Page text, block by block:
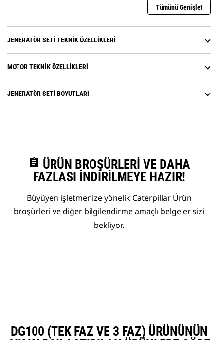
Tümünü Genişlet
JENERATÖR SETI TEKNIK ÖZELLIKLERI
MOTOR TEKNIK ÖZELLIKLERI
JENERATÖR SETI BOYUTLARI
assignment ÜRÜN BROŞÜRLERI VE DAHA
FAZLASI İNDIRILMEYE HAZIR!
Büyüyen işletmenize yönelik Caterpillar Ürün
broşürleri ve diğer bilgilendirme amaçlı belgeler sizi
bekliyor.
DG100 (TEK FAZ VE 3 FAZ) ÜRÜNÜNÜN